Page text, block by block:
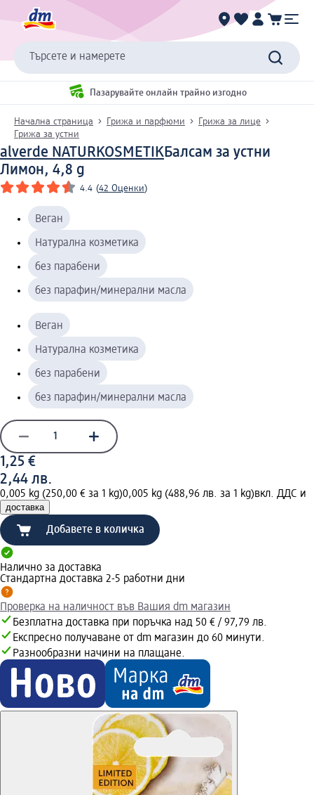
Търсете и намерете
Пазарувайте онлайн трайно изгодно
Начална страница Грижа и парфюми
Грижа за лице
Грижа за устни
alverde NATURKOSMETIKБалсам за устни
Лимон, 4,8 g
4.4 (42 Оценки)
Веган
Натурална козметика
без парабени
без парафин/минерални масла
Веган
Натурална козметика
без парабени
без парафин/минерални масла
1,25 €
2,44 лв.
0,005 kg (250,00 € за 1 kg)0,005 kg (488,96 лв. за 1 kg)вкл. ДДС и
доставка
Добавете в количка
Налично за доставка
Стандартна доставка 2-5 работни дни
Проверка на наличност във Вашия dm магазин
Безплатна доставка при поръчка над 50 € / 97,79 лв.
Експресно получаване от dm магазин до 60 минути.
Разнообразни начини на плащане.